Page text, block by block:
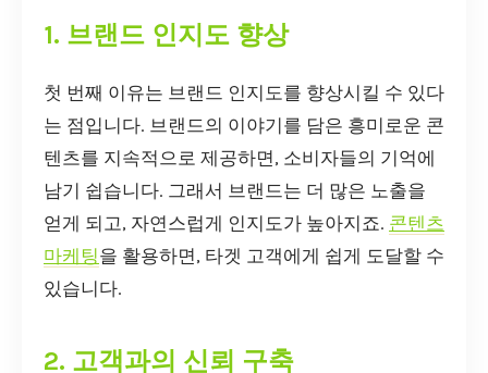
1. 브랜드 인지도 향상
첫 번째 이유는 브랜드 인지도를 향상시킬 수 있다
는 점입니다. 브랜드의 이야기를 담은 흥미로운 콘
텐츠를 지속적으로 제공하면, 소비자들의 기억에
남기 쉽습니다. 그래서 브랜드는 더 많은 노출을
얻게 되고, 자연스럽게 인지도가 높아지죠. 콘텐츠
마케팅을 활용하면, 타겟 고객에게 쉽게 도달할 수
있습니다.
2. 고객과의 신뢰 구축